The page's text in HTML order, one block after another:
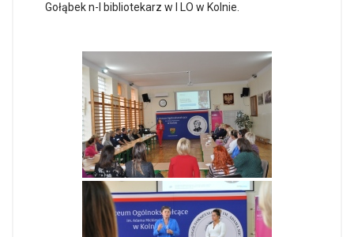
Gołąbek n-l bibliotekarz w I LO w Kolnie.